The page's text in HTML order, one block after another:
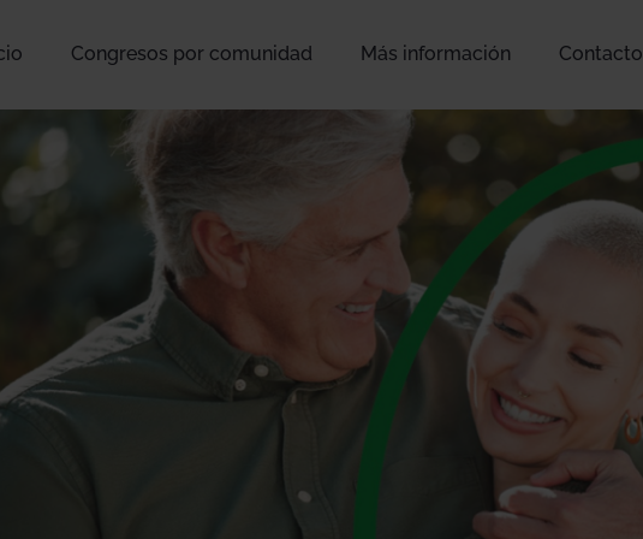
Congresos por comunidad Más información Contacto